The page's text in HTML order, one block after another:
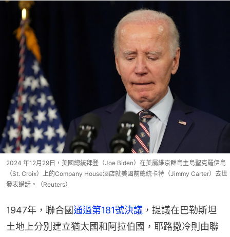
2024 年12月29日，美國總統拜登（Joe Biden）在美屬維京群島主島聖克羅伊島
（St. Croix）上的Company House酒店就美國前總統卡特（Jimmy Carter）去世
發表講話。（Reuters）
1947年，聯合國通過第181號決議 ，提議在巴勒斯坦
土地上分別建立猶太國和阿拉伯國，耶路撒冷則由聯